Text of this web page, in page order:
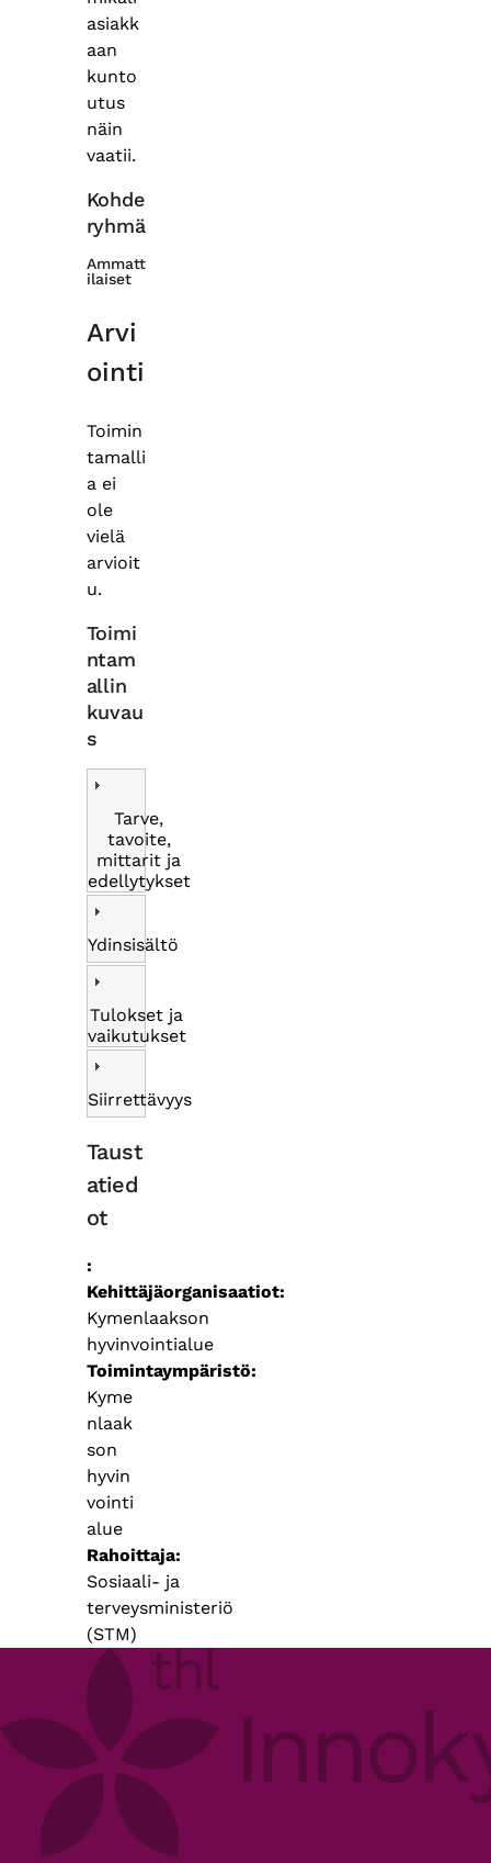
asiakk
aan
kunto
utus
näin
vaatii.
Kohde
ryhmä
Ammatt
ilaiset
Arvi
ointi
Toimin
tamalli
a ei
ole
vielä
arvioit
u.
Toimi
ntam
allin
kuvau
s
Tarve,
tavoite,
mittarit ja
edellytykset
Ydinsisältö
Tulokset ja
vaikutukset
Siirrettävyys
Taust
atied
ot
Kehittäjäorganisaatiot
Kymenlaakson
hyvinvointialue
Toimintaympäristö
Kyme
nlaak
son
hyvin
vointi
alue
Rahoittaja
Sosiaali- ja
terveysministeriö
(STM)